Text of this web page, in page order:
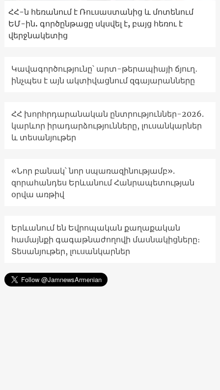
ՀՀ-ն հեռանում է Ռուսաստանից և մոտենում
ԵՄ-ին. գործընթացը սկսվել է, բայց հեռու է
վերջնակետից
Կավագործությունը՝ արտ-թերապիայի ճյուղ․
ինչպես է այն ակտիվացնում զգայարանները
ՀՀ խորհրդարանական ընտրություններ-2026.
կարևոր իրադարձությունները, լուսանկարներ
և տեսանյութեր
«Նոր բանակ՝ նոր սպառազինությամբ».
զորահանդես Երևանում Հանրապետության
օրվա առթիվ
Երևանում են Եվրոպական քաղաքական
համայնքի գագաթնաժողովի մասնակիցները։
Տեսանյութեր, լուսանկարներ